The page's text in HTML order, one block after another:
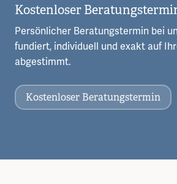
Kostenloser
Persönlicher Beratungstermin bei
fundiert, individuell und exakt auf
abgestimmt.
Kostenloser Beratungstermin